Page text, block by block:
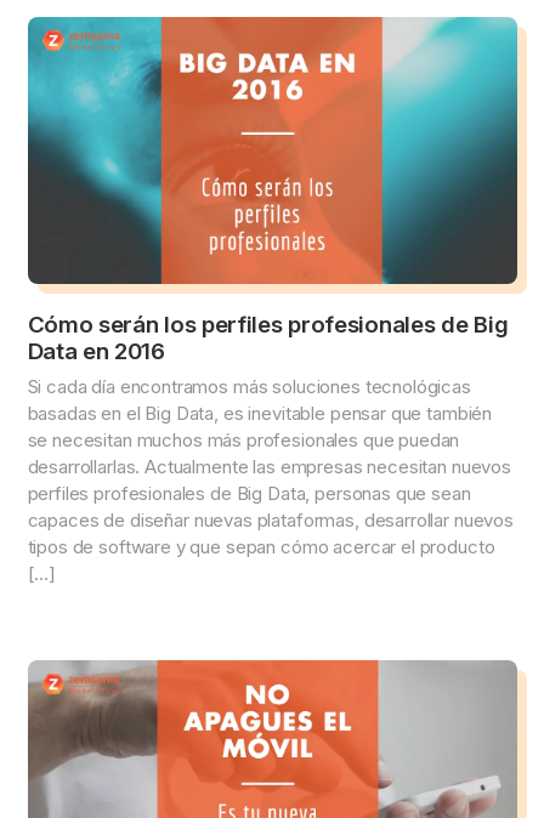
Cómo serán los perfiles profesionales de Big
Data en 2016
Si cada día encontramos más soluciones tecnológicas
basadas en el Big Data, es inevitable pensar que también
se necesitan muchos más profesionales que puedan
desarrollarlas. Actualmente las empresas necesitan nuevos
perfiles profesionales de Big Data, personas que sean
capaces de diseñar nuevas plataformas, desarrollar nuevos
tipos de software y que sepan cómo acercar el producto
[…]